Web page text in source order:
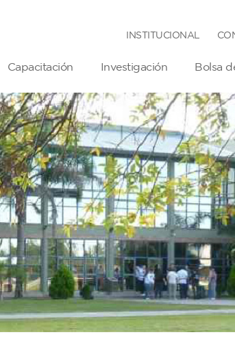
INSTITUCIONAL
Capacitación Investigación Bolsa